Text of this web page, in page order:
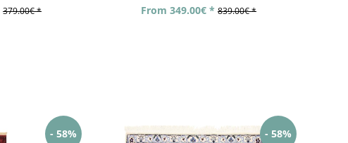
379.00€ * From 349.00€ * 839.00€ *
- 58% - 58%